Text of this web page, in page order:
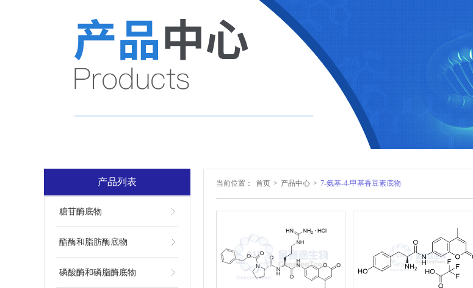
产品列表
糖苷酶底物
酯酶和脂肪酶底物
磷酸酶和磷脂酶底物
当前位置： 首页 > 产品中心 > 7-氨基-4-甲基香豆素底物